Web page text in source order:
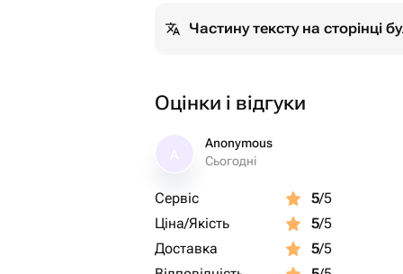
Наш бенто торт и капкейки
упаковки!
Частину тексту на сторінці
Оцінки і відгуки
Anonymous
Сьогодні
Сервіс 5/5
Ціна/Якість
5/5
Доставка
5/5